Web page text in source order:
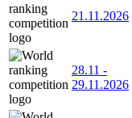
21.11.2026
28.11 -
29.11.2026